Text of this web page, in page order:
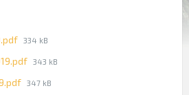
File
334 kB
File
343 kB
File
347 kB